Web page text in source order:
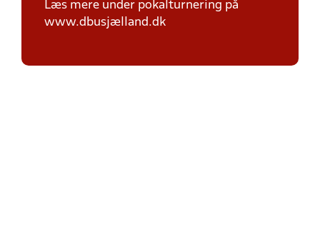
Læs mere under pokalturnering på
www.dbusjælland.dk